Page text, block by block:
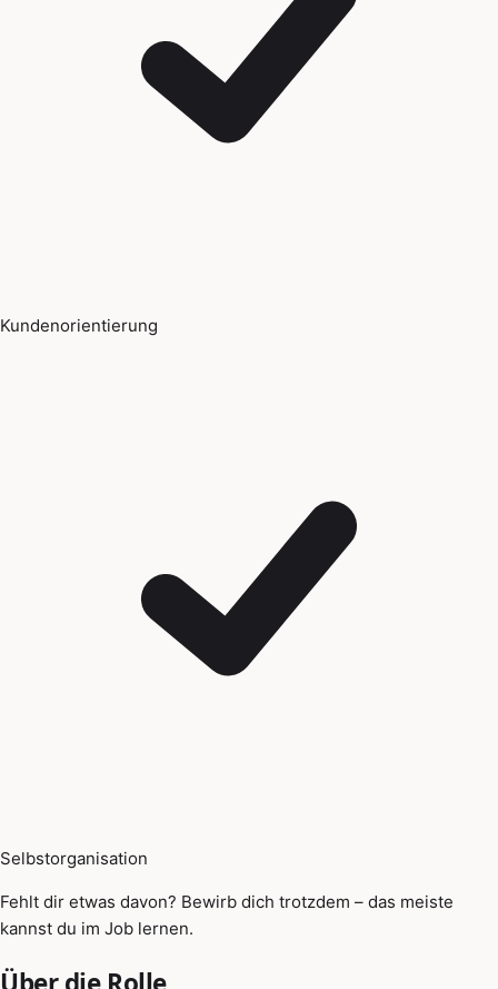
Kundenorientierung
Selbstorganisation
Fehlt dir etwas davon? Bewirb dich trotzdem – das meiste
kannst du im Job lernen.